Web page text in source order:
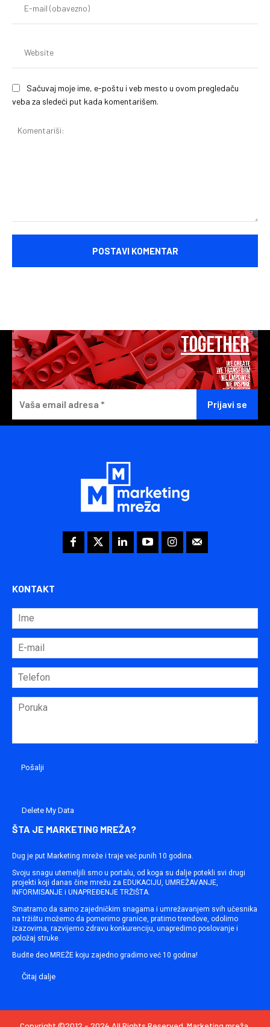
Sačuvaj moje ime, e-poštu i veb mesto u ovom pregledaču
veba za sledeći put kada komentarišem.
KONTAKT
Delete My Data
ŠTA JE MARKETING MREŽA?
Dug je put Marketing mreže i traje već punih 10 godina.
Svoju snagu utemeljili smo u portalu, od koga su dalje potekli svi drugi
projekti koji danas čine mrežu za EDUKACIJU, UMREŽAVANJE,
INFORMISANJE i UNAPREĐENJE TRŽIŠTA.
Smatramo da samo zajedničkim snagama i umrežavanjem svih učesnika
na tržištu možemo da pomerimo granice, pratimo trendove, odolimo
izazovima, razvijemo zdravu konkurenciju, unapredimo poslovanje i
položaj struke.
Budite deo MREŽE koju zajedno gradimo već 10 godina!
Čitaj dalje